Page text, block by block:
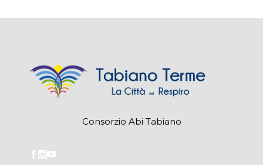
Consorzio Abi Tabiano